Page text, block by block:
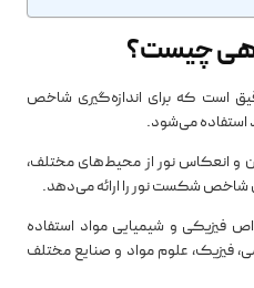
چیست؟
است که برای اندازه‌گیری شاخص
استفاده می‌شود.
و انعکاس نور از محیط‌های مختلف،
شاخص شکست نور را ارائه می‌دهد.
فیزیکی و شیمیایی مواد استفاده
فیزیک، علوم مواد و صنایع مختلف